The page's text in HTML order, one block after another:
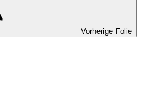
Vorherige Folie